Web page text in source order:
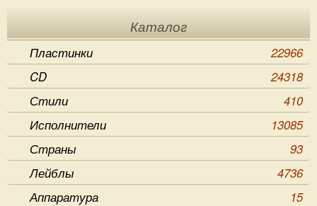
Каталог
Пластинки
22966
CD
24318
Стили
410
Исполнители
13085
Страны
93
Лейблы
4736
Аппаратура
15